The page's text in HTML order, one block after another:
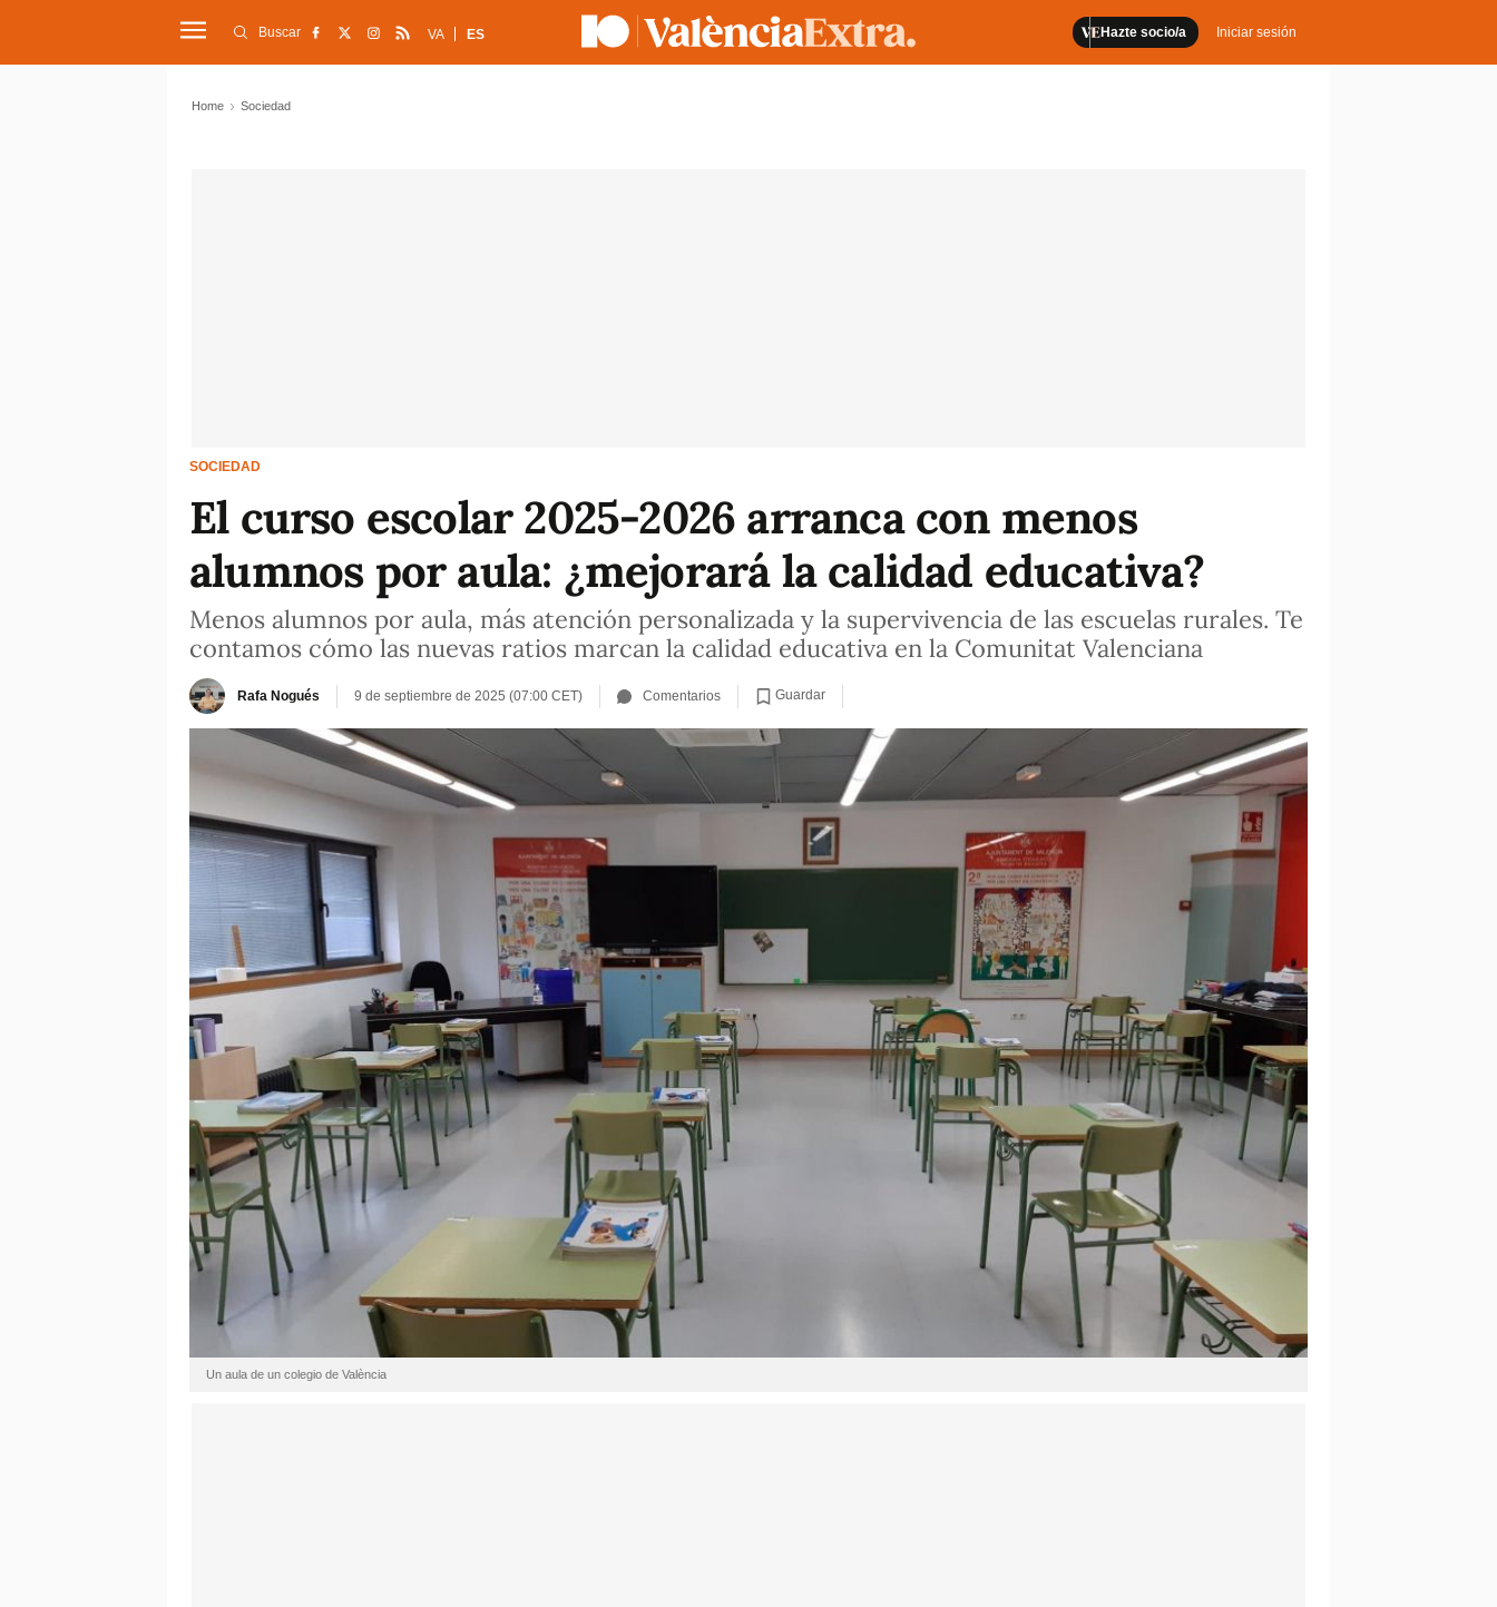
Hazte socio/a Iniciar sesión
Buscar VA ES
Home Sociedad
SOCIEDAD
El curso escolar 2025-2026 arranca con menos
alumnos por aula: ¿mejorará la calidad educativa?
Menos alumnos por aula, más atención personalizada y la supervivencia de las escuelas rurales. Te
contamos cómo las nuevas ratios marcan la calidad educativa en la Comunitat Valenciana
Rafa Nogués 9 de septiembre de 2025 (07:00 CET) Comentarios Guardar
Un aula de un colegio de València